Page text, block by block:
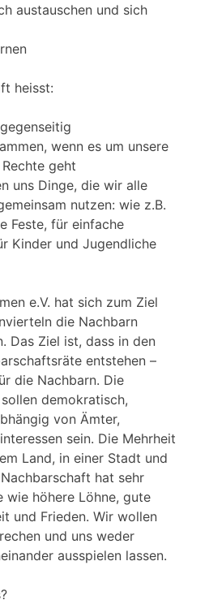
austauschen und sich
heisst:
wenn es um unsere
geht
uns Dinge, die wir alle
nutzen: wie z.B.
Feste, für einfache
Kinder und Jugendliche
e.V. hat sich zum Ziel
die Nachbarn
Das Ziel ist, dass in den
entstehen –
die Nachbarn. Die
demokratisch,
von Ämter,
sein. Die Mehrheit
Land, in einer Stadt und
hat sehr
wie höhere Löhne, gute
und Frieden. Wir wollen
und uns weder
ausspielen lassen.